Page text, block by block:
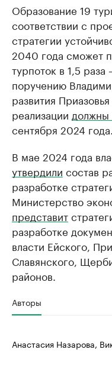
Образование 19
соответствии с
стратегии
2040 года сможет
турпоток в 1,5
поручению
развития
реализации должны
сентября 2024 года.
В мае 2024 года
утвердили состав
разработке
Министерство
представит
разработке
власти Ейского,
Славянского,
районов.
Авторы
Анастасия Назарова,